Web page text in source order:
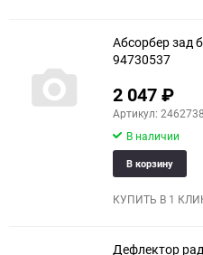
Абсорбер зад
94730537
2 047₽
Артикул:
В наличии
В корзину
КУПИТЬ В 1
Дефлектор